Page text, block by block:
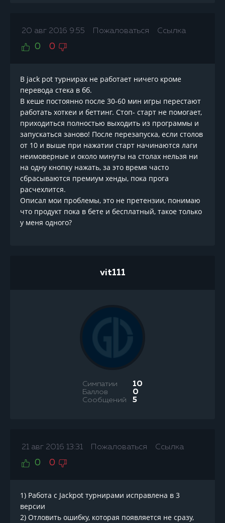
20 авг 2016 9:55 Пожаловаться Ссылка
0 0
В jack pot турнирах не работает ничего кроме
перевода стека в бб.
В кеше постоянно после 30-60 мин игры перестают
работать хоткеи и беттинг. Стоп- старт не помогает,
приходиться полностью выходить из программы и
запускаться заново! После перезапуска, если столов
от 10 и выше при нажатии старт начинаются лаги
неимоверные и около минуты на столах нельзя ни
на одну кнопку нажать, за это время часто
сбрасываются премиум хенды, пока прога
расчехлится.
Описал мои проблемы, это не претензии, понимаю
что продукт пока в бете и бесплатный, такое только
у меня одного?
vit111
Симпатии 10
Баллов 0
Сообщений 5
21 авг 2016 13:31 Пожаловаться Ссылка
0 0
1) Работа с Jackpot турнирами исправлена в 3
версии
2) Отловить ошибку, которая появляется не сразу,